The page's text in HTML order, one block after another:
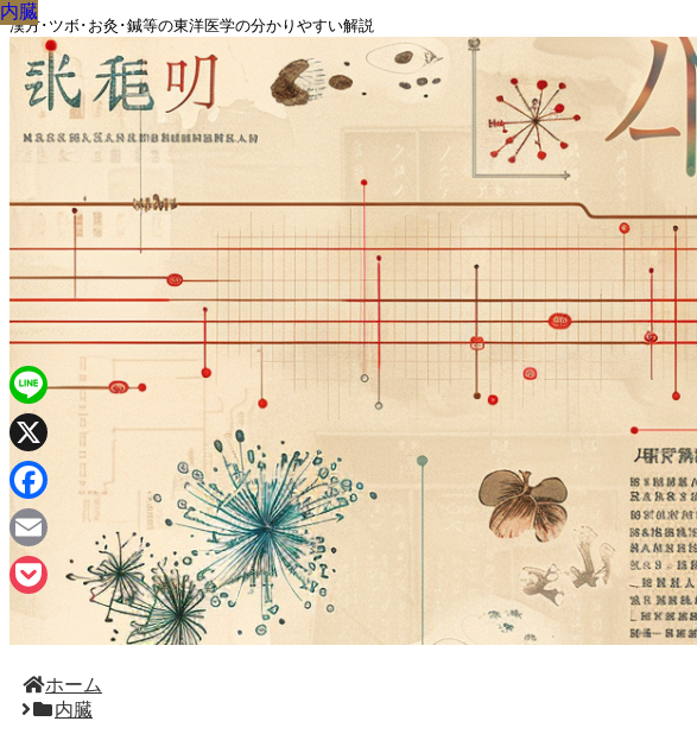
漢方･ツボ･お灸･鍼等の東洋医学の分かりやすい解説
ホーム
内臓
内臓
内臓
内臓
内臓
内臓
内臓
内臓
内臓
内臓
Line
X
Facebook
Email